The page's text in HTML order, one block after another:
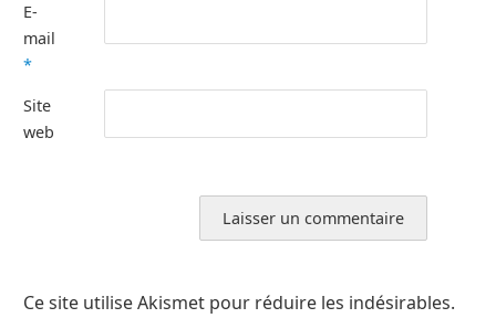
E-
mail
*
Site
web
Ce site utilise Akismet pour réduire les indésirables.